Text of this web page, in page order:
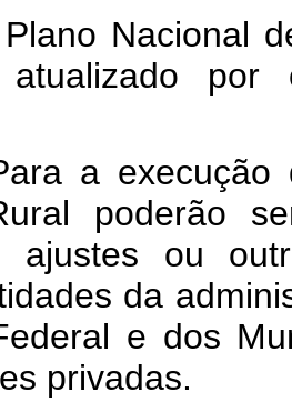
Nacional
por
a execução
poderão
ajustes ou
da
e dos
privadas.